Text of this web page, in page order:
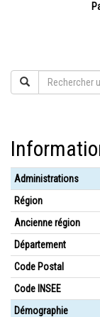
Administrations
Région
Ancienne région
Département
Code Postal
Code INSEE
Démographie